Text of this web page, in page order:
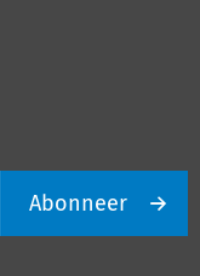
Abonneer